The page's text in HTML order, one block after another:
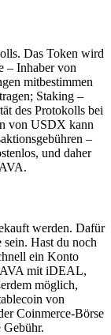
Das Token wird
– Inhaber von
mitbestimmen
Staking –
des Protokolls bei
von USDX kann
–
und daher
werden. Dafür
Hast du noch
ein Konto
mit iDEAL,
möglich,
von
Coinmerce-Börse
Gebühr.